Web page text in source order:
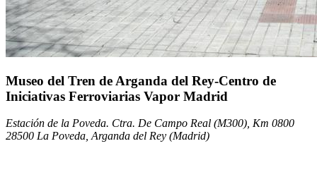
Museo del Tren de Arganda del Rey-Centro de
Iniciativas Ferroviarias Vapor Madrid
Estación de la Poveda. Ctra. De Campo Real (M300), Km 0800
28500 La Poveda, Arganda del Rey (Madrid)